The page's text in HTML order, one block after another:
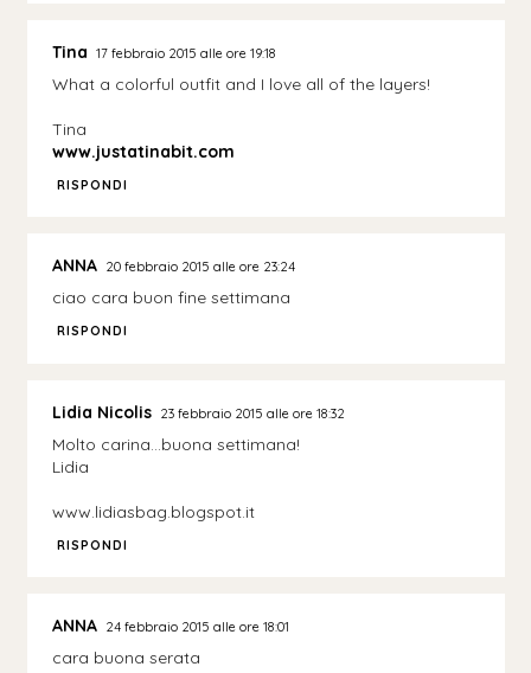
Tina 17 febbraio 2015 alle ore 19:18
What a colorful outfit and I love all of the layers!
Tina
www.justatinabit.com
RISPONDI
ANNA 20 febbraio 2015 alle ore 23:24
ciao cara buon fine settimana
RISPONDI
Lidia Nicolis 23 febbraio 2015 alle ore 18:32
Molto carina...buona settimana!
Lidia
www.lidiasbag.blogspot.it
RISPONDI
ANNA 24 febbraio 2015 alle ore 18:01
cara buona serata